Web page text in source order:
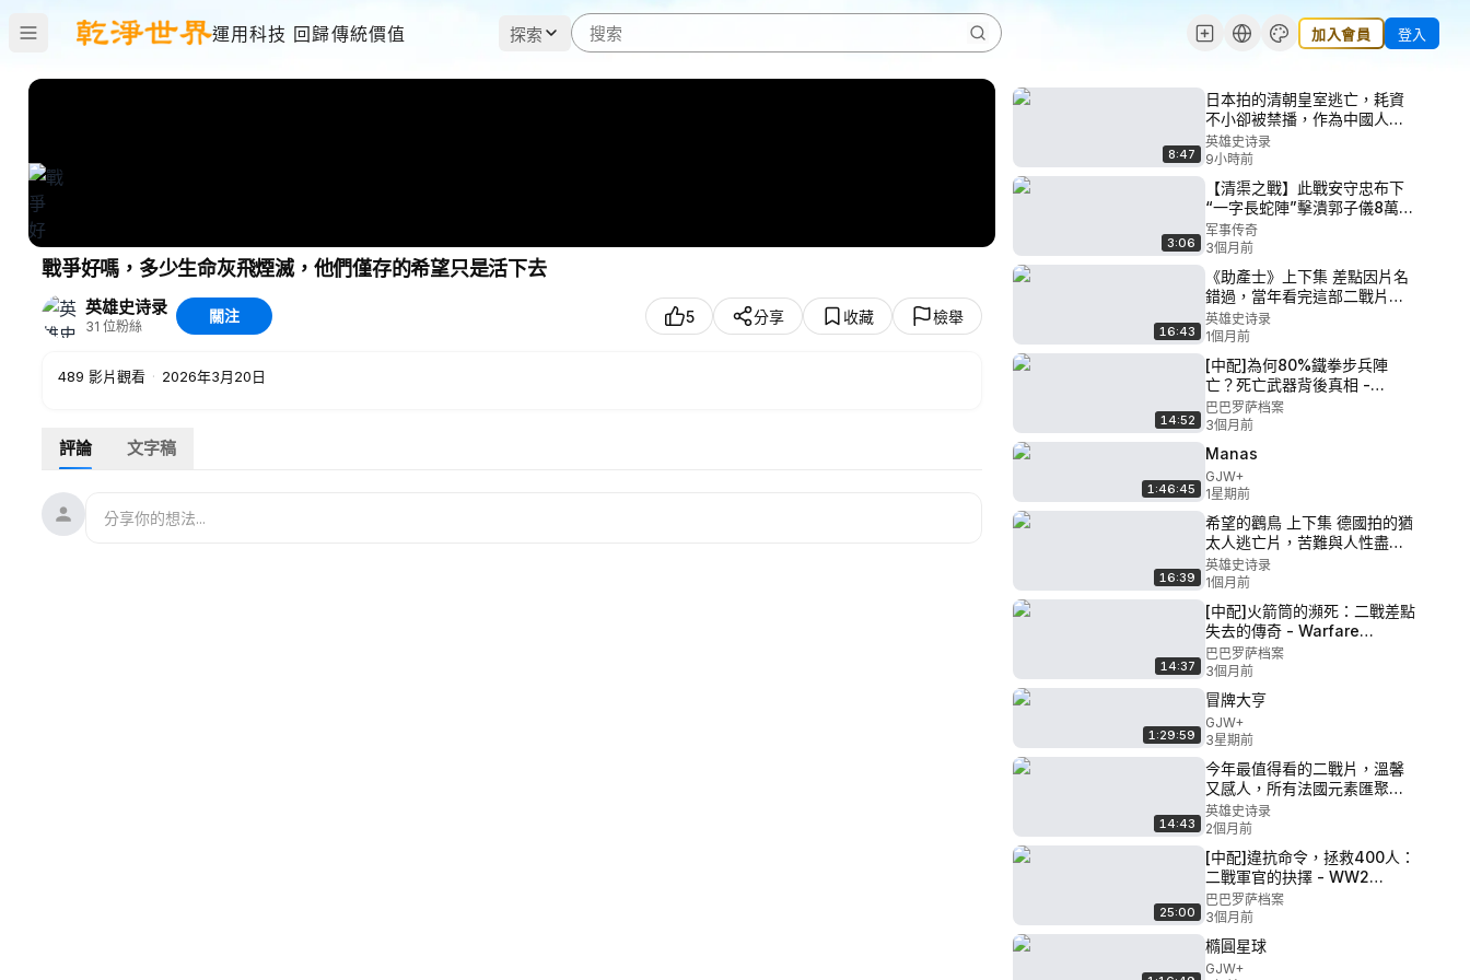
運用科技 回歸傳統價值 探索 加入會員 登入
戰爭好嗎，多少生命灰飛煙滅，他們僅存的希望只是活下去
英雄史诗录
31 位粉絲
關注 5 分享 收藏 檢舉
489 影片觀看 · 2026年3月20日
評論 文字稿
8:47
日本拍的清朝皇室逃亡，耗資
不小卻被禁播，作為中國人我
被雷到了
英雄史诗录
9小時前
3:06
【清渠之戰】此戰安守忠布下
“一字長蛇陣”擊潰郭子儀8萬唐
軍，
军事传奇
3個月前
16:43
《助產士》上下集 差點因片名
錯過，當年看完這部二戰片，
三天沒回到現實中來
英雄史诗录
1個月前
14:52
[中配]為何80%鐵拳步兵陣
亡？死亡武器背後真相 -
Warfare Unclassified
巴巴罗萨档案
3個月前
1:46:45
Manas
GJW+
1星期前
16:39
希望的鸛鳥 上下集 德國拍的猶
太人逃亡片，苦難與人性盡數
呈現，看完讓我瞬間落淚
英雄史诗录
1個月前
14:37
[中配]火箭筒的瀕死：二戰差點
失去的傳奇 - Warfare
Unclassified
巴巴罗萨档案
3個月前
1:29:59
冒牌大亨
GJW+
3星期前
14:43
今年最值得看的二戰片，溫馨
又感人，所有法國元素匯聚一
起
英雄史诗录
2個月前
25:00
[中配]違抗命令，拯救400人：
二戰軍官的抉擇 - WW2
Untold
巴巴罗萨档案
3個月前
橢圓星球
GJW+